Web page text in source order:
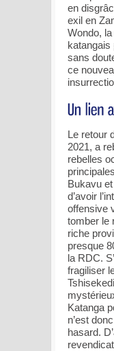
en
exil en
Wondo,
sans
ce
Le retour
2021, a
rebelles
Bukavu
d’avoir
offensive
tomber le
riche
presque
la RDC.
fragiliser
Katanga
n’est
hasard.